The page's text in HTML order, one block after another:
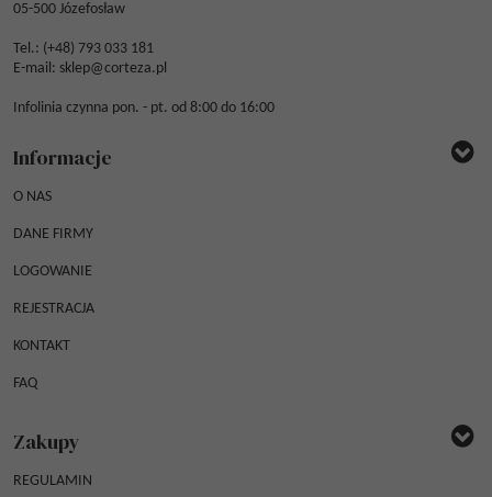
05-500 Józefosław
Tel.: (+48) 793 033 181
E-mail: sklep@corteza.pl
Infolinia czynna pon. - pt. od 8:00 do 16:00
Informacje
O NAS
DANE FIRMY
LOGOWANIE
REJESTRACJA
KONTAKT
FAQ
Zakupy
REGULAMIN